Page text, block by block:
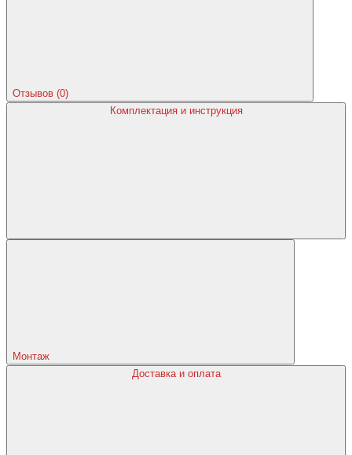
Отзывов (0)
Комплектация и инструкция
Монтаж
Доставка и оплата